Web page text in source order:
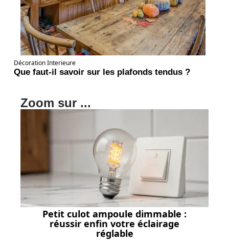
Décoration Interieure
Que faut-il savoir sur les plafonds tendus ?
Zoom sur ...
Petit culot ampoule dimmable :
réussir enfin votre éclairage
réglable